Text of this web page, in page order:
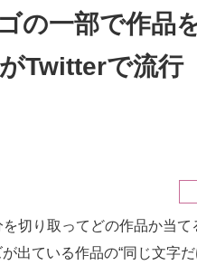
IT製品の技術・比較・事例
一部で作品
Twitterで流行
切り取ってどの作品か当て
出ている作品の“同じ文字だ